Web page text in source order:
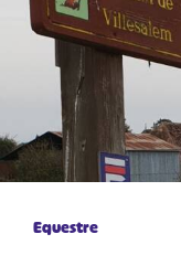
Equestre